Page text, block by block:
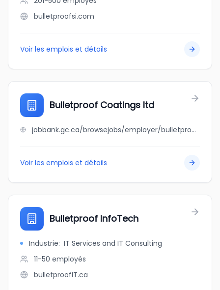
bulletproofsi.com
Voir les emplois et détails
Bulletproof Coatings ltd
jobbank.gc.ca/browsejobs/employer/bulletproof+coatings+ltd/ca
Voir les emplois et détails
Bulletproof InfoTech
Industrie: IT Services and IT Consulting
11-50 employés
bulletproofIT.ca